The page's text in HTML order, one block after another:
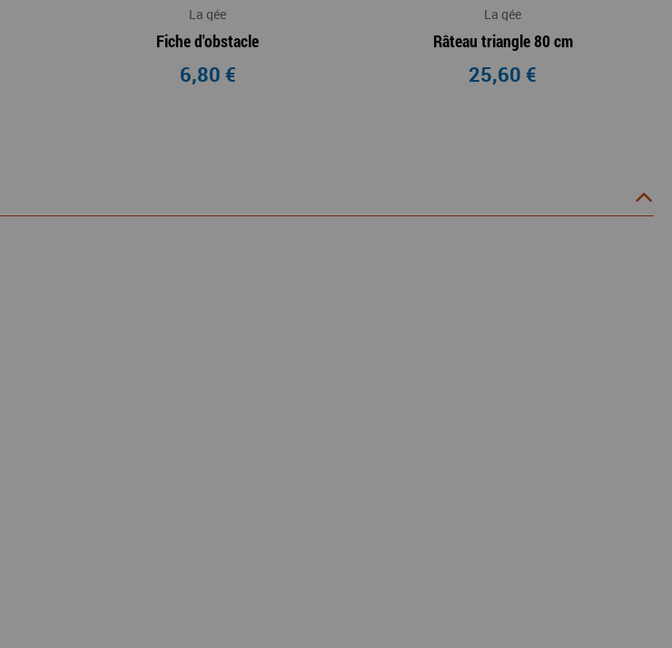
La gée
Fiche d'obstacle
6,80 €
La gée
Râteau triangle 80 cm
25,60 €